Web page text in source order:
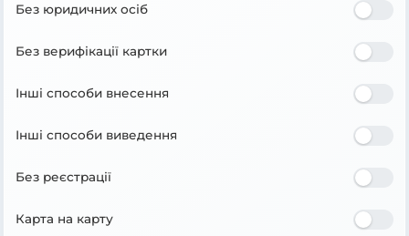
Без юридичних осіб
Без верифікації картки
Інші способи внесення
Інші способи виведення
Без реєстрації
Карта на карту